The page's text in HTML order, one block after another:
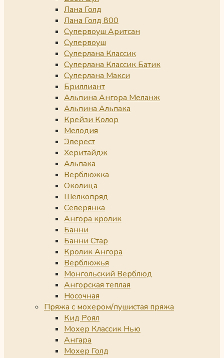
Лана Голд
Лана Голд 800
Супервоуш Аритсан
Супервоуш
Суперлана Классик
Суперлана Классик Батик
Суперлана Макси
Бриллиант
Альпина Ангора Меланж
Альпина Альпака
Крейзи Колор
Мелодия
Эверест
Херитайдж
Альпака
Верблюжка
Околица
Шелкопряд
Северянка
Ангора кролик
Банни
Банни Стар
Кролик Ангора
Верблюжья
Монгольский Верблюд
Ангорская теплая
Носочная
Пряжа с мохером/пушистая пряжа
Кид Роял
Мохер Классик Нью
Ангара
Мохер Голд